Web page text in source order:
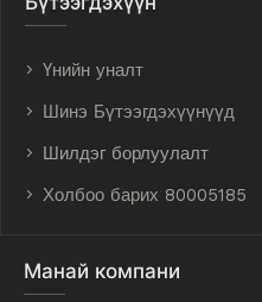
Үнийн уналт
Шинэ Бүтээгдэхүүнүүд
Шилдэг борлуулалт
Холбоо барих 80005185
Манай компани